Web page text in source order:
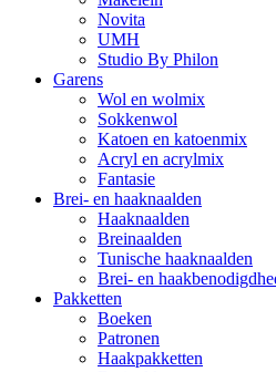
Novita
UMH
Studio By Philon
Garens
Wol en wolmix
Sokkenwol
Katoen en katoenmix
Acryl en acrylmix
Fantasie
Brei- en haaknaalden
Haaknaalden
Breinaalden
Tunische haaknaalden
Brei- en
Pakketten
Boeken
Patronen
Haakpakketten